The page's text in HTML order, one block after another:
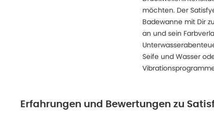
möchten. Der
Badewanne mit Dir
an und sein
Seife und Wasser
Erfahrungen und Bewertungen zu